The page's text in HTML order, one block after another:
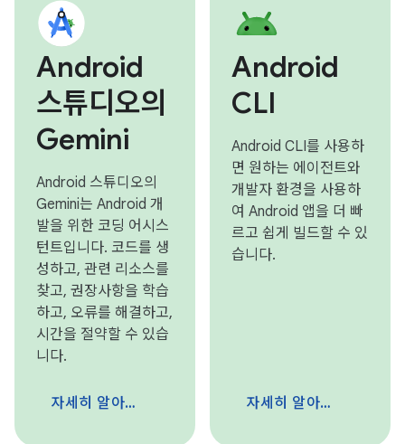
Android
스튜디오의
Gemini
Android 스튜디오의
Gemini는 Android 개
발을 위한 코딩 어시스
턴트입니다. 코드를 생
성하고, 관련 리소스를
찾고, 권장사항을 학습
하고, 오류를 해결하고,
시간을 절약할 수 있습
니다.
자세히 알아보기
Android
CLI
Android CLI를 사용하
면 원하는 에이전트와
개발자 환경을 사용하
여 Android 앱을 더 빠
르고 쉽게 빌드할 수 있
습니다.
자세히 알아보기